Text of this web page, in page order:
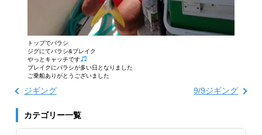
トップでバラシ
ジグにてバラシ&ブレイク
やっとキャッチです
ブレイクにバラシが多い日となりました
ご乗船ありがとうございました
ジギング 9/9ジギング
カテゴリー一覧